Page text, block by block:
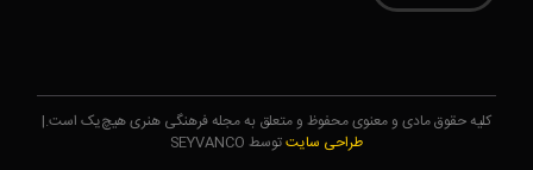
کلیه حقوق مادی و معنوی محفوظ و متعلق به مجله فرهنگی هنری هیچ‌یک است.|
طراحی سایتتوسط SEYVANCO